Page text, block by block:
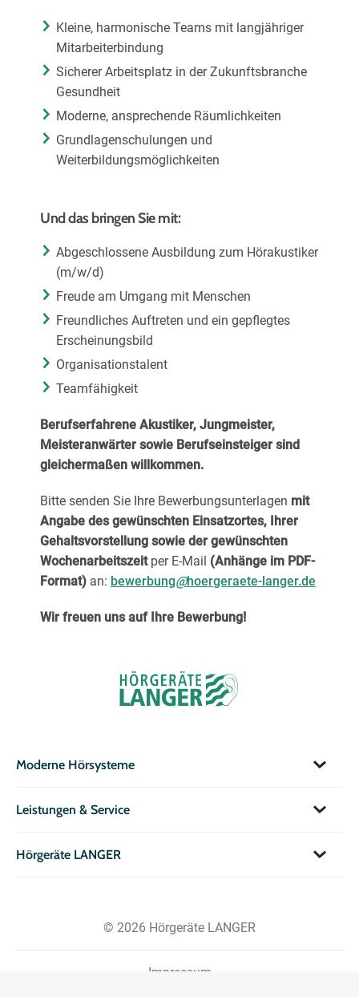
Kleine, harmonische Teams mit langjähriger
Mitarbeiterbindung
Sicherer Arbeitsplatz in der Zukunftsbranche
Gesundheit
Moderne, ansprechende Räumlichkeiten
Grundlagenschulungen und
Weiterbildungsmöglichkeiten
Und das bringen Sie mit:
Abgeschlossene Ausbildung zum Hörakustiker
(m/w/d)
Freude am Umgang mit Menschen
Freundliches Auftreten und ein gepflegtes
Erscheinungsbild
Organisationstalent
Teamfähigkeit
Berufserfahrene Akustiker, Jungmeister,
Meisteranwärter sowie Berufseinsteiger sind
gleichermaßen willkommen.
Bitte senden Sie Ihre Bewerbungsunterlagen mit
Angabe des gewünschten Einsatzortes, Ihrer
Gehaltsvorstellung sowie der gewünschten
Wochenarbeitszeitper E-Mail (Anhänge im PDF-
Format) an: bewerbung@hoergeraete-langer.de
Wir freuen uns auf Ihre Bewerbung!
Moderne Hörsysteme
Leistungen & Service
Hörgeräte LANGER
© 2026 Hörgeräte LANGER
Impressum